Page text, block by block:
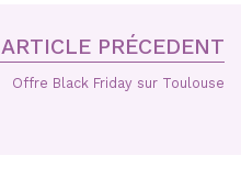
ARTICLE PRÉCEDENT
Offre Black Friday sur Toulouse